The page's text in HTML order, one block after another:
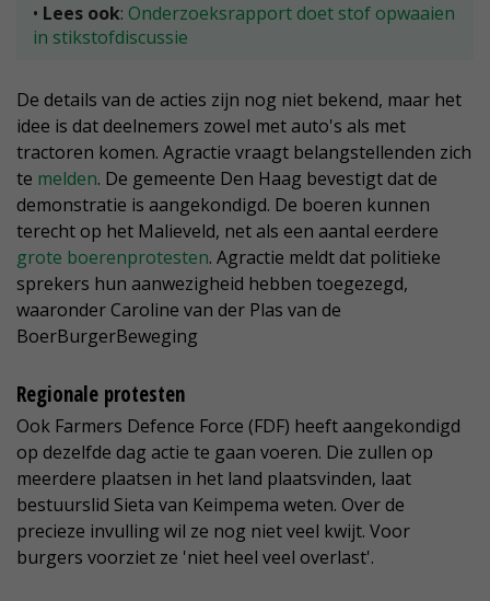
• Lees ook: Onderzoeksrapport doet stof opwaaien
in stikstofdiscussie
De details van de acties zijn nog niet bekend, maar het
idee is dat deelnemers zowel met auto's als met
tractoren komen. Agractie vraagt belangstellenden zich
te melden. De gemeente Den Haag bevestigt dat de
demonstratie is aangekondigd. De boeren kunnen
terecht op het Malieveld, net als een aantal eerdere
grote boerenprotesten. Agractie meldt dat politieke
sprekers hun aanwezigheid hebben toegezegd,
waaronder Caroline van der Plas van de
BoerBurgerBeweging
Regionale protesten
Ook Farmers Defence Force (FDF) heeft aangekondigd
op dezelfde dag actie te gaan voeren. Die zullen op
meerdere plaatsen in het land plaatsvinden, laat
bestuurslid Sieta van Keimpema weten. Over de
precieze invulling wil ze nog niet veel kwijt. Voor
burgers voorziet ze 'niet heel veel overlast'.